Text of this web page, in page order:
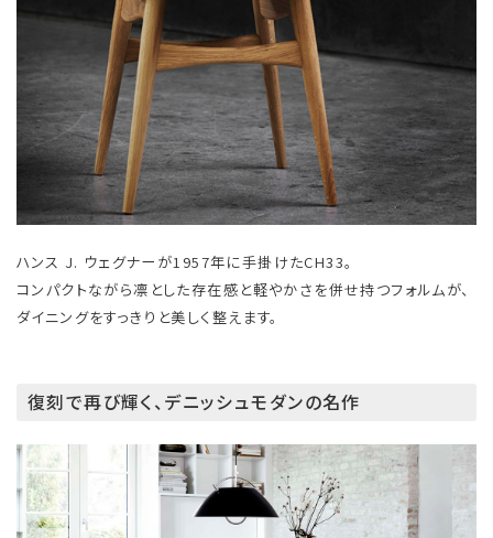
ハンス J. ウェグナーが1957年に手掛けたCH33。
コンパクトながら凛とした存在感と軽やかさを併せ持つフォルムが、
ダイニングをすっきりと美しく整えます。
復刻で再び輝く、デニッシュモダンの名作